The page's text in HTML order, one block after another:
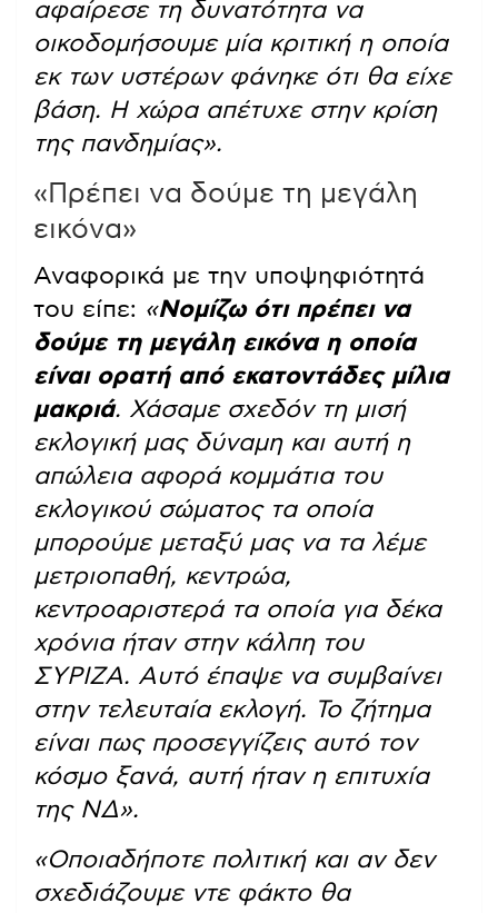
αφαίρεσε τη δυνατότητα να
οικοδομήσουμε μία κριτική η οποία
εκ των υστέρων φάνηκε ότι θα είχε
βάση. Η χώρα απέτυχε στην κρίση
της πανδημίας».
«Πρέπει να δούμε τη μεγάλη
εικόνα»
Αναφορικά με την υποψηφιότητά
του είπε: «Νομίζω ότι πρέπει να
δούμε τη μεγάλη εικόνα η οποία
είναι ορατή από εκατοντάδες μίλια
μακριά. Χάσαμε σχεδόν τη μισή
εκλογική μας δύναμη και αυτή η
απώλεια αφορά κομμάτια του
εκλογικού σώματος τα οποία
μπορούμε μεταξύ μας να τα λέμε
μετριοπαθή, κεντρώα,
κεντροαριστερά τα οποία για δέκα
χρόνια ήταν στην κάλπη του
ΣΥΡΙΖΑ. Αυτό έπαψε να συμβαίνει
στην τελευταία εκλογή. Το ζήτημα
είναι πως προσεγγίζεις αυτό τον
κόσμο ξανά, αυτή ήταν η επιτυχία
της ΝΔ».
«Οποιαδήποτε πολιτική και αν δεν
σχεδιάζουμε ντε φάκτο θα